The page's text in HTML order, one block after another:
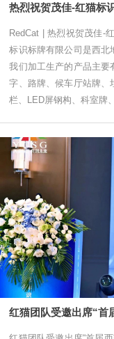
热烈祝贺茂佳-红猫标
RedCat | 热烈祝贺茂佳-
标识标牌有限公司是西北
我们加工生产的产品主要
字、路牌、候车厅站牌、
栏、LED屏钢构、科室牌
红猫团队受邀出席“首